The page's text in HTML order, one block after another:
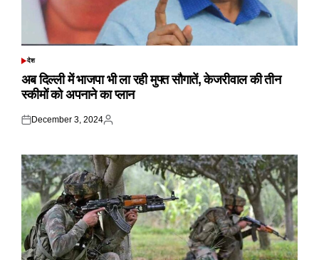
POSTED
देश
अब दिल्ली में भाजपा भी ला रही मुफ्त सौगातें, केजरीवाल की तीन
स्कीमों को अपनाने का प्लान
Posted
December 3, 2024
Posted